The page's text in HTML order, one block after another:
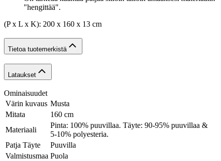
"hengittää".
(P x L x K): 200 x 160 x 13 cm
Tietoa tuotemerkistä
Lataukset
Ominaisuudet
Värin kuvaus Musta
Mitata
160 cm
Materiaali
Pinta: 100% puuvillaa. Täyte: 90-95% puuvillaa &
5-10% polyesteria.
Patja Täyte
Puuvilla
Valmistusmaa Puola